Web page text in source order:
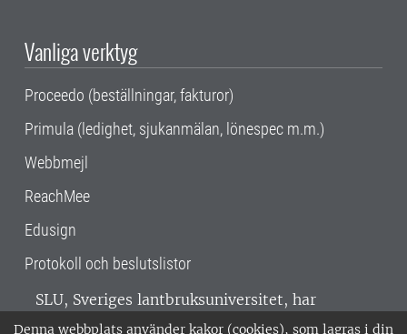
Denna webbplats använder kakor (cookies), som lagras i din
Vanliga verktyg
Proceedo (beställningar, fakturor)
Primula (ledighet, sjukanmälan, lönespec m.m.)
Webbmejl
ReachMee
Edusign
Protokoll och beslutslistor
SLU, Sveriges lantbruksuniversitet, har
verksamhet över hela Sverige. Huvudorter är